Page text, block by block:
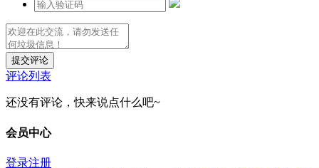
提交评论
评论列表
还没有评论，快来说点什么吧~
会员中心
登录注册